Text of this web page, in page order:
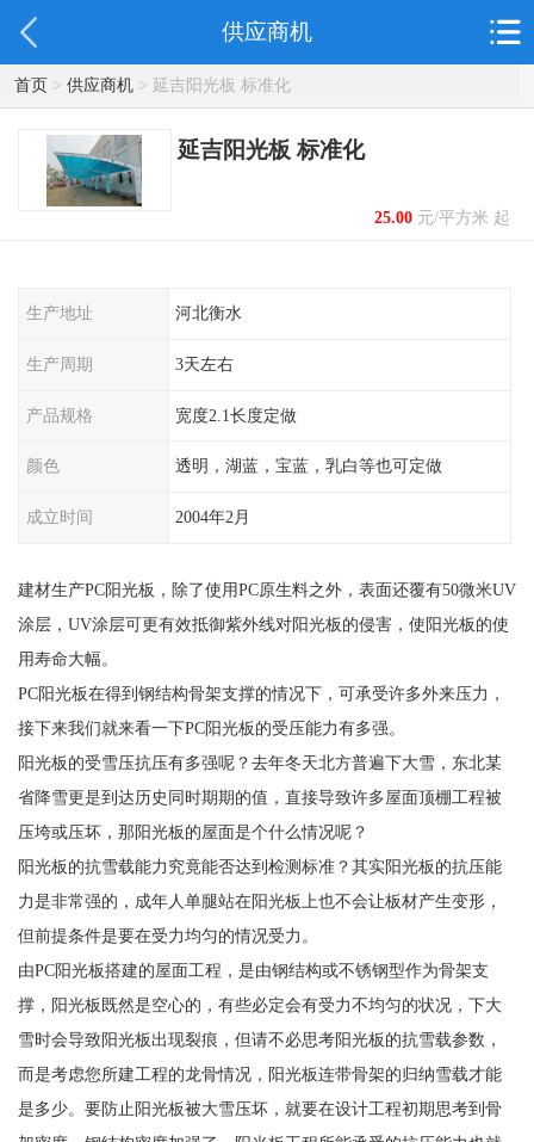
供应商机
首页> 供应商机> 延吉阳光板 标准化
延吉阳光板 标准化
25.00元/平方米 起
生产地址 河北衡水
生产周期 3天左右
产品规格 宽度2.1长度定做
颜色 透明，湖蓝，宝蓝，乳白等也可定做
成立时间 2004年2月
建材生产PC阳光板，除了使用PC原生料之外，表面还覆有50微米UV
涂层，UV涂层可更有效抵御紫外线对阳光板的侵害，使阳光板的使
用寿命大幅。
PC阳光板在得到钢结构骨架支撑的情况下，可承受许多外来压力，
接下来我们就来看一下PC阳光板的受压能力有多强。
阳光板的受雪压抗压有多强呢？去年冬天北方普遍下大雪，东北某
省降雪更是到达历史同时期期的值，直接导致许多屋面顶棚工程被
压垮或压坏，那阳光板的屋面是个什么情况呢？
阳光板的抗雪载能力究竟能否达到检测标准？其实阳光板的抗压能
力是非常强的，成年人单腿站在阳光板上也不会让板材产生变形，
但前提条件是要在受力均匀的情况受力。
由PC阳光板搭建的屋面工程，是由钢结构或不锈钢型作为骨架支
撑，阳光板既然是空心的，有些必定会有受力不均匀的状况，下大
雪时会导致阳光板出现裂痕，但请不必思考阳光板的抗雪载参数，
而是考虑您所建工程的龙骨情况，阳光板连带骨架的归纳雪载才能
是多少。要防止阳光板被大雪压坏，就要在设计工程初期思考到骨